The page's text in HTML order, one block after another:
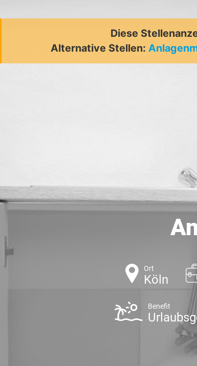
Diese
Alternative Stellen:
Ort
Köln
Benefit